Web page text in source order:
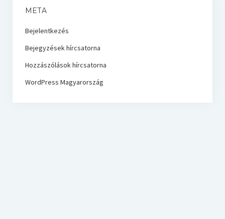
META
Bejelentkezés
Bejegyzések hírcsatorna
Hozzászólások hírcsatorna
WordPress Magyarország